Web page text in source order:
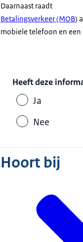
Daarnaast raadt
Betalingsverkeer (MOB)
mobiele telefoon en
Heeft deze
Ja
Nee
Hoort bij